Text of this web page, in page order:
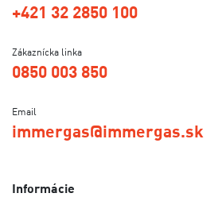
+421 32 2850 100
Zákaznícka linka
0850 003 850
Email
immergas@immergas.sk
Informácie